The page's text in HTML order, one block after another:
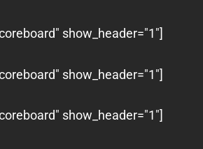
show_header="1"]
show_header="1"]
show_header="1"]